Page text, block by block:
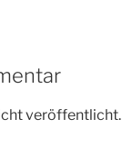
veröffentlicht.